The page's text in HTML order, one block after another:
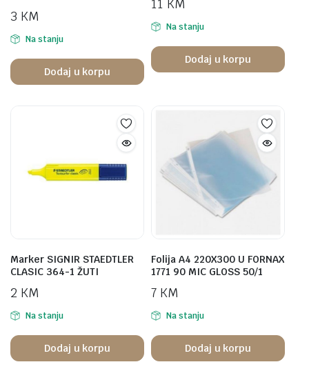
3 KM
Na stanju
Dodaj u korpu
11 KM
Na stanju
Dodaj u korpu
Marker SIGNIR STAEDTLER
CLASIC 364-1 ŽUTI
2 KM
Na stanju
Dodaj u korpu
Folija A4 220X300 U FORNAX
1771 90 MIC GLOSS 50/1
7 KM
Na stanju
Dodaj u korpu